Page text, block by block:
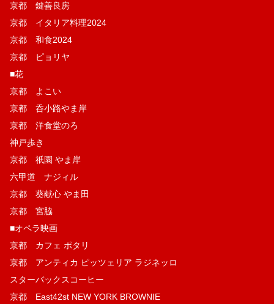
京都 鍵善良房
京都 イタリア料理2024
京都 和食2024
京都 ピョリヤ
■花
京都 よこい
京都 呑小路やま岸
京都 洋食堂のろ
神戸歩き
京都 祇園 やま岸
六甲道 ナジィル
京都 葵献心 やま田
京都 宮脇
■オペラ映画
京都 カフェ ポタリ
京都 アンティカ ピッツェリア ラジネッロ
スターバックスコーヒー
京都 East42st NEW YORK BROWNIE